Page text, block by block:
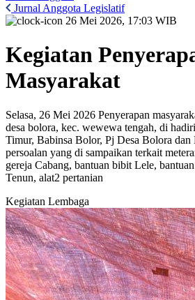
Jurnal Anggota Legislatif
26 Mei 2026, 17:03 WIB
Kegiatan
Masyarakat
Selasa, 26 Mei 2026 Penyerapan
desa bolora, kec. wewewa tengah, di
Timur, Babinsa Bolor, Pj Desa Bolora dan
persoalan yang di sampaikan terkait
gereja Cabang, bantuan bibit Lele,
Tenun, alat2 pertanian
Kegiatan Lembaga